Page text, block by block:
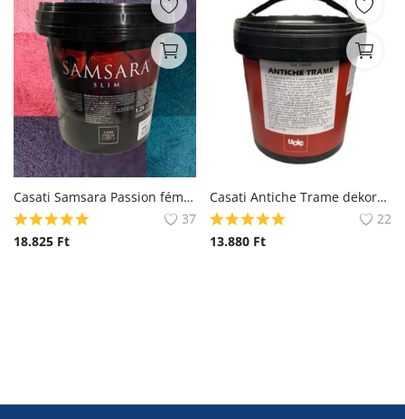
Casati Samsara Passion fémhatású dekorfesték (Slim)
37
18.825 Ft
Casati Antiche Trame dekorációs falfesték
22
13.880 Ft